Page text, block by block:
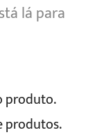
lá para
produto.
produtos.